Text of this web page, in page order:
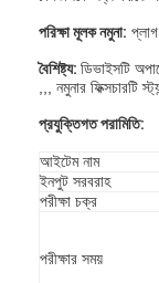
পরিক্ষা মূলক নমুনা:
বৈশিষ্ট্য:ডিভাইসটি
,,, নমুনার ফিক্সচারটি
প্রযুক্তিগত পরামিতি:
আইটেম নাম
ইনপুট সরবরাহ
পরীক্ষা চক্র
পরীক্ষার সময়